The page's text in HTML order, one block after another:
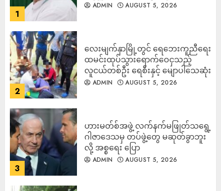
1
ADMIN AUGUST 5, 2026
2
လေးမျက်နှာမြို့တွင် ရေဘေးကူညီရေး
ထမင်းထုပ်သွားရောက်ဝေငှသည့်
လူငယ်တစ်ဦး ရေစီးနှင့် မျောပါသေဆုံး
ADMIN AUGUST 5, 2026
3
ဟားမတ်စ်အဖွဲ့ လက်နက်မဖြုတ်သရွေ့
ဂါဇာဒေသမှ တပ်ဖွဲ့တွေ မဆုတ်ခွာဘူး
လို့ အစ္စရေး ပြော
ADMIN AUGUST 5, 2026